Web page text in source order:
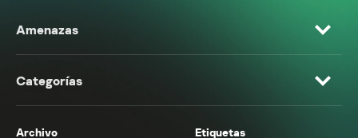
Amenazas
Categorías
Archivo Etiquetas